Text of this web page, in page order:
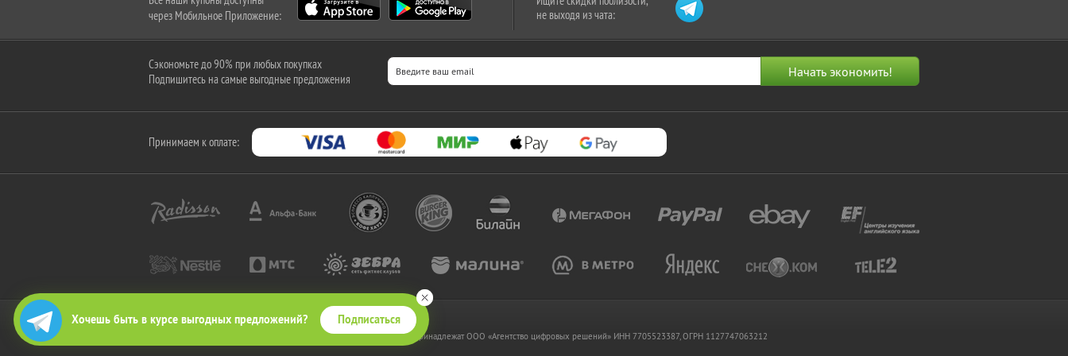
Хочешь быть в курсе выгодных предложений? Подписаться
через Мобильное Приложение:
не выходя из чата:
Сэкономьте до 90% при любых покупках
Подпишитесь на самые выгодные предложения
Принимаем к оплате:
2010-2026 © КупиКупон. Все права защищены.
Все права на товарный знак "КупиКупон" и на сайт www.kupikupon.ru принадлежат OOO «Агентство цифровых решений» ИНН 7705523387, ОГРН 1127747063212